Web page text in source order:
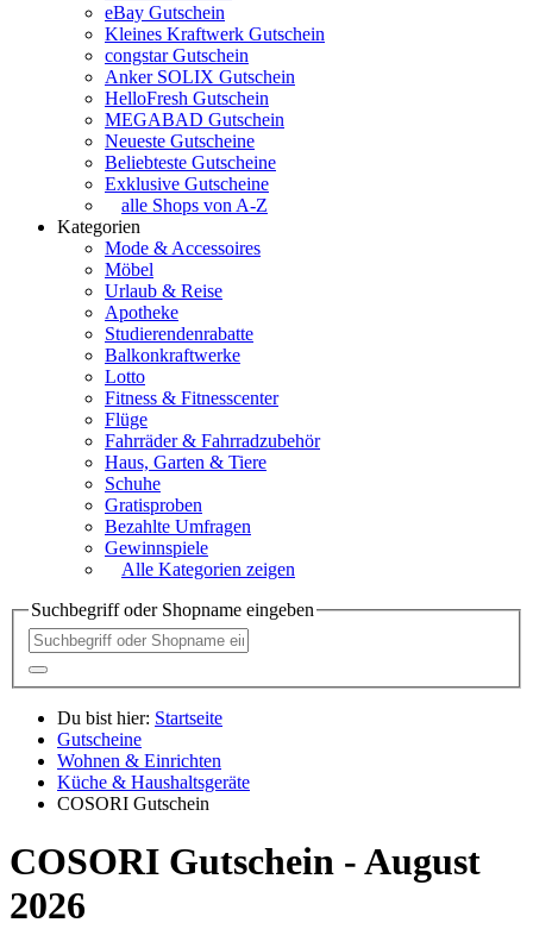
eBay Gutschein
Kleines Kraftwerk Gutschein
congstar Gutschein
Anker SOLIX Gutschein
HelloFresh Gutschein
MEGABAD Gutschein
Neueste Gutscheine
Beliebteste Gutscheine
Exklusive Gutscheine
alle Shops von A-Z
Kategorien
Mode & Accessoires
Möbel
Urlaub & Reise
Apotheke
Studierendenrabatte
Balkonkraftwerke
Lotto
Fitness & Fitnesscenter
Flüge
Fahrräder & Fahrradzubehör
Haus, Garten & Tiere
Schuhe
Gratisproben
Bezahlte Umfragen
Gewinnspiele
Alle Kategorien zeigen
Suchbegriff oder Shopname eingeben
Du bist hier: Startseite
Gutscheine
Wohnen & Einrichten
Küche & Haushaltsgeräte
COSORI Gutschein
COSORI Gutschein - August
2026